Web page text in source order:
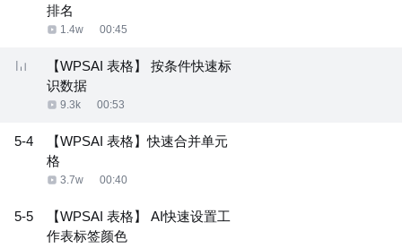
排名
1.4w 00:45
【WPSAI 表格】 按条件快速标
识数据
9.3k 00:53
5-4
【WPSAI 表格】快速合并单元
格
3.7w 00:40
5-5
【WPSAI 表格】 AI快速设置工
作表标签颜色